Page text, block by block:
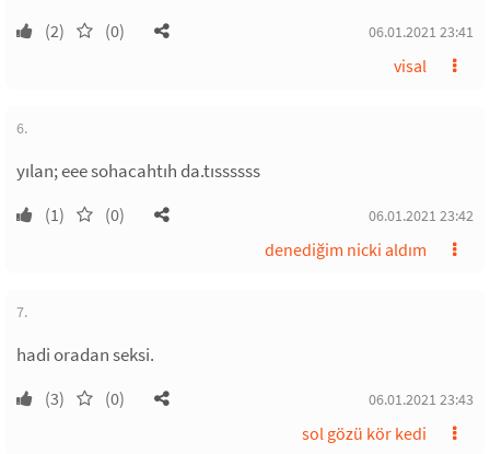
(2) (0) 06.01.2021 23:41
visal
6.
yılan; eee sohacahtıh da.tıssssss
(1) (0) 06.01.2021 23:42
denediğim nicki aldım
7.
hadi oradan seksi.
(3) (0) 06.01.2021 23:43
sol gözü kör kedi